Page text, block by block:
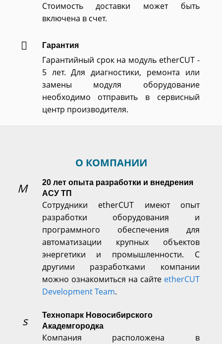
Стоимость доставки может быть
включена в счет.
Гарантия
Гарантийный срок на модуль etherCUT -
5 лет. Для диагностики, ремонта или
замены модуля оборудование
необходимо отправить в сервисный
центр производителя.
О КОМПАНИИ
20 лет опыта разработки и внедрения
АСУ ТП
Сотрудники etherCUT имеют опыт
разработки оборудования и
программного обеспечения для
автоматизации крупных объектов
энергетики и промышленности. С
другими разработками компании
можно ознакомиться на сайте etherCUT
Development Team.
Технопарк Новосибирского
Академгородка
Компания расположена в